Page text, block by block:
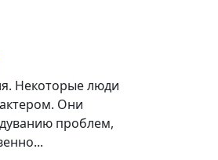
Некоторые люди
Они
проблем,